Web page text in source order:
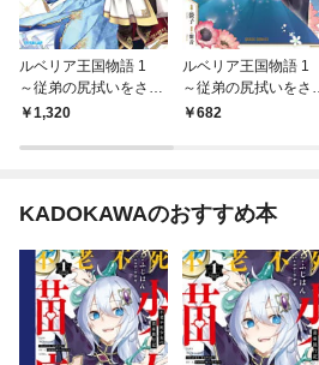
ルベリア王国物語 1
～従弟の尻拭いをさせ
られる羽目になった～
1,320
ルベリア王国物語 1
～従弟の尻拭いをさせ
られる羽目になった～
682
KADOKAWAのおすすめ本